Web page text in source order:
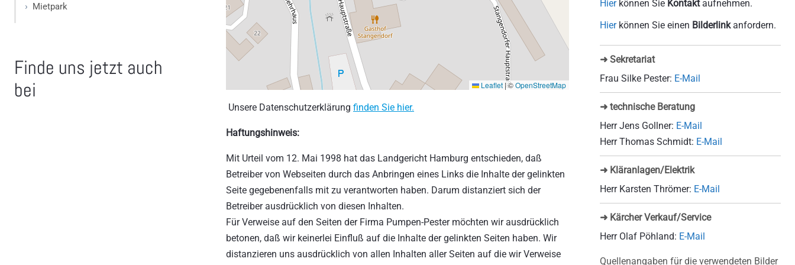
Mietpark
Finde uns jetzt auch
bei
Leaflet |©OpenStreetMap
Unsere Datenschutzerklärung finden Sie hier.
Haftungshinweis:
Mit Urteil vom 12. Mai 1998 hat das Landgericht Hamburg entschieden, daß
Betreiber von Webseiten durch das Anbringen eines Links die Inhalte der gelinkten
Seite gegebenenfalls mit zu verantworten haben. Darum distanziert sich der
Betreiber ausdrücklich von diesen Inhalten.
Für Verweise auf den Seiten der Firma Pumpen-Pester möchten wir ausdrücklich
betonen, daß wir keinerlei Einfluß auf die Inhalte der gelinkten Seiten haben. Wir
distanzieren uns ausdrücklich von allen Inhalten aller Seiten auf die wir Verweise
Hierkönnen Sie Kontaktaufnehmen.
Hierkönnen Sie einen Bilderlinkanfordern.
➜ Sekretariat
Frau Silke Pester: E-Mail
➜ technische Beratung
Herr Jens Gollner: E-Mail
Herr Thomas Schmidt: E-Mail
➜ Kläranlagen/Elektrik
Herr Karsten Thrömer: E-Mail
➜ Kärcher Verkauf/Service
Herr Olaf Pöhland: E-Mail
Quellenangaben für die verwendeten Bilder